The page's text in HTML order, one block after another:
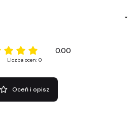
0.00
Liczba ocen: 0
Oceń i opisz